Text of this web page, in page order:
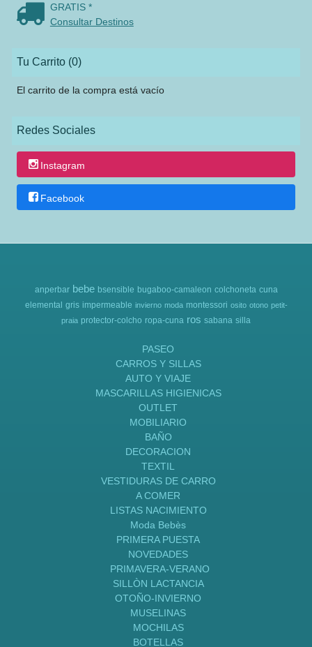
GRATIS *
Consultar Destinos
Tu Carrito (0)
El carrito de la compra está vacío
Redes Sociales
Instagram
Facebook
anperbar bebe bsensible bugaboo-camaleon colchoneta cuna
elemental gris impermeable invierno moda montessori osito otono petit-
praia protector-colcho ropa-cuna ros sabana silla
PASEO
CARROS Y SILLAS
AUTO Y VIAJE
MASCARILLAS HIGIENICAS
OUTLET
MOBILIARIO
BAÑO
DECORACION
TEXTIL
VESTIDURAS DE CARRO
A COMER
LISTAS NACIMIENTO
Moda Bebès
PRIMERA PUESTA
NOVEDADES
PRIMAVERA-VERANO
SILLÒN LACTANCIA
OTOÑO-INVIERNO
MUSELINAS
MOCHILAS
BOTELLAS